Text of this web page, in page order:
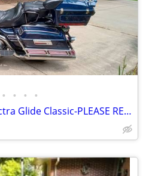
• • • •
1999 Harley Davidson Electra Glide Classic-PLEASE READ DESCRIPTION